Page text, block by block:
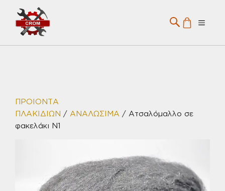
Μετάβαση
περιεχόμενο
Menu
ΠΡΟΙΟΝΤΑ
ΠΛΑΚΙΔΙΩΝ / ΑΝΑΛΩΣΙΜΑ / Ατσαλόμαλλο σε
φακελάκι Ν1